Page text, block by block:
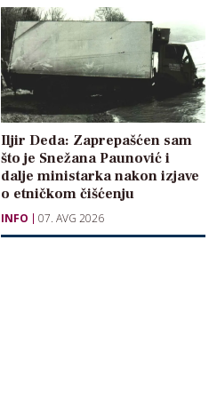
Iljir Deda: Zaprepašćen sam
što je Snežana Paunović i
dalje ministarka nakon izjave
o etničkom čišćenju
INFO 07. AVG 2026